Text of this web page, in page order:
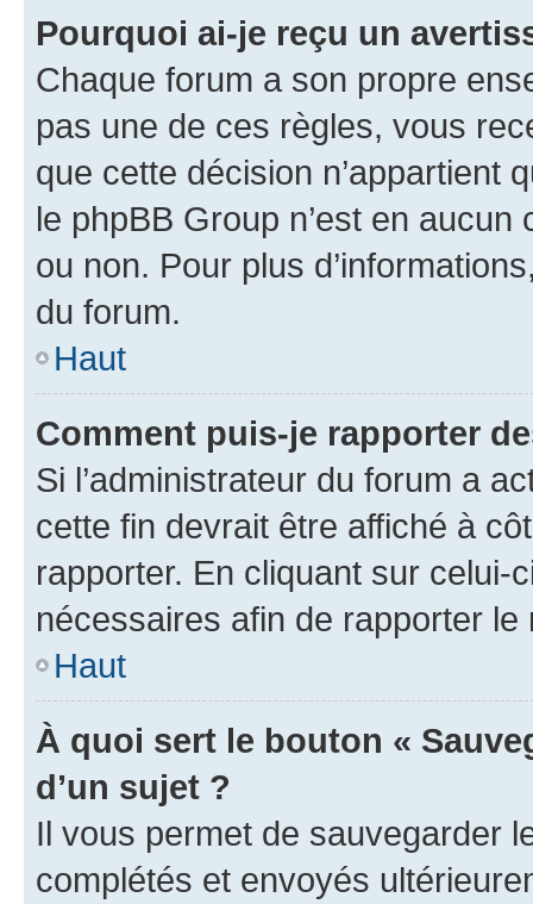
Pourquoi ai-je reçu un
Chaque forum a son propre
pas une de ces règles, vous
que cette décision n’appartient
le phpBB Group n’est en
ou non. Pour plus
du forum.
Haut
Comment puis-je rapporter
Si l’administrateur du forum a
cette fin devrait être affiché à
rapporter. En cliquant sur
nécessaires afin de rapporter le
Haut
À quoi sert le bouton «
d’un sujet ?
Il vous permet de sauvegarder
complétés et envoyés